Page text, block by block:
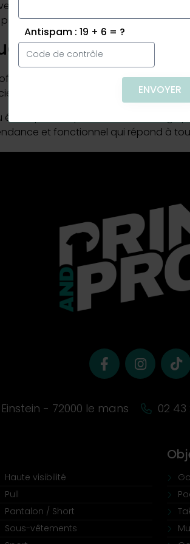
. Ajoutez le
pour lacommunication d'entrepriseet
à Prix Abordable
un bandana qui alliequalitéet
pour ceux qui recherchent un
élastique et imprimé offre le
et fonctionnel qui répond à
- 72000 le mans 02 43
Haute visibilité
Pull
Pantalon / Short
Sous-vêtements
Antispam : 19 + 6 = ?